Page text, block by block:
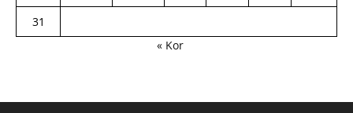
31
« Kor